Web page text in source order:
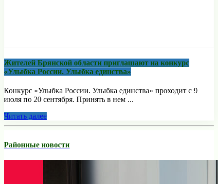
Жителей Брянской области приглашают на конкурс
«Улыбка России. Улыбка единства»
Конкурс «Улыбка России. Улыбка единства» проходит с 9
июля по 20 сентября. Принять в нем ...
Читать далее
Районные новости